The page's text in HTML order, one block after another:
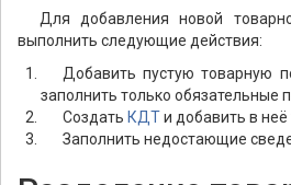
Для добавления новой
выполнить следующие действия:
Добавить пустую товарную
заполнить только обязательные
Создать КДТи добавить в неё
Заполнить недостающие